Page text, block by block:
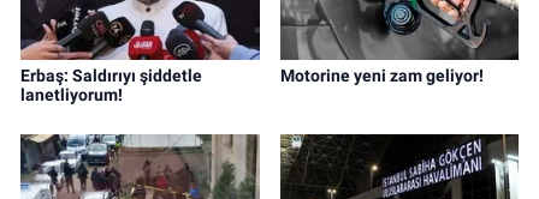
Erbaş: Saldırıyı şiddetle
lanetliyorum!
Motorine yeni zam geliyor!